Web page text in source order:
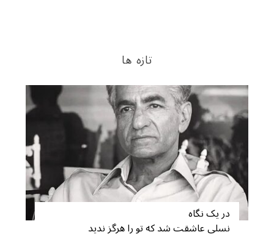
تازه ها
در یک نگاه
نسلی عاشقت شد که تو را هرگز ندید